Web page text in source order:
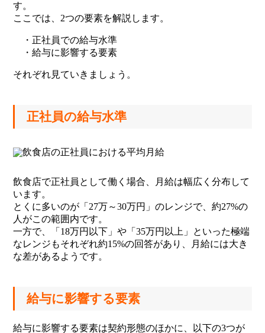
す。
ここでは、2つの要素を解説します。
・正社員での給与水準
・給与に影響する要素
それぞれ見ていきましょう。
正社員の給与水準
飲食店で正社員として働く場合、月給は幅広く分布して
います。
とくに多いのが「27万～30万円」のレンジで、約27%の
人がこの範囲内です。
一方で、「18万円以下」や「35万円以上」といった極端
なレンジもそれぞれ約15%の回答があり、月給には大き
な差があるようです。
給与に影響する要素
給与に影響する要素は契約形態のほかに、以下の3つが